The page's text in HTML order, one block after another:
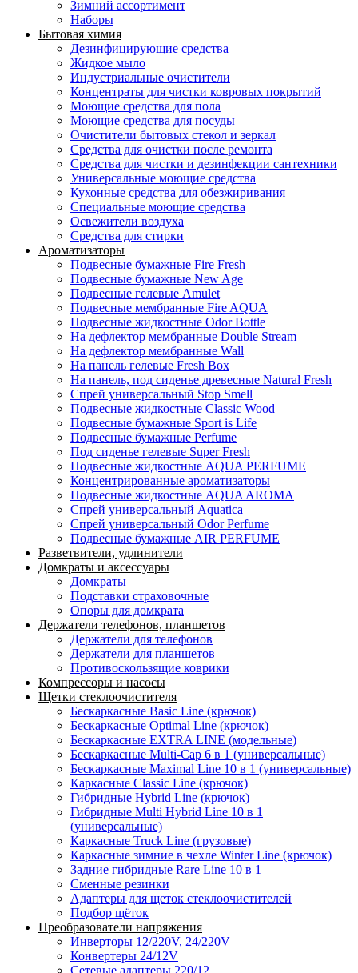
Зимний ассортимент
Наборы
Бытовая химия
Дезинфицирующие средства
Жидкое мыло
Индустриальные очистители
Концентраты для чистки ковровых покрытий
Моющие средства для пола
Моющие средства для посуды
Очистители бытовых стекол и зеркал
Средства для очистки после ремонта
Средства для чистки и дезинфекции сантехники
Универсальные моющие средства
Кухонные средства для обезжиривания
Специальные моющие средства
Освежители воздуха
Средства для стирки
Ароматизаторы
Подвесные бумажные Fire Fresh
Подвесные бумажные New Age
Подвесные гелевые Amulet
Подвесные мембранные Fire AQUA
Подвесные жидкостные Odor Bottle
На дефлектор мембранные Double Stream
На дефлектор мембранные Wall
На панель гелевые Fresh Box
На панель, под сиденье древесные Natural Fresh
Спрей универсальный Stop Smell
Подвесные жидкостные Classic Wood
Подвесные бумажные Sport is Life
Подвесные бумажные Perfume
Под сиденье гелевые Super Fresh
Подвесные жидкостные AQUA PERFUME
Концентрированные ароматизаторы
Подвесные жидкостные AQUA AROMA
Спрей универсальный Aquatica
Спрей универсальный Odor Perfume
Подвесные бумажные AIR PERFUME
Разветвители, удлинители
Домкраты и аксессуары
Домкраты
Подставки страховочные
Опоры для домкрата
Держатели телефонов, планшетов
Держатели для телефонов
Держатели для планшетов
Противоскользящие коврики
Компрессоры и насосы
Щетки стеклоочистителя
Бескаркасные Basic Line (крючок)
Бескаркасные Optimal Line (крючок)
Бескаркасные EXTRA LINE (модельные)
Бескаркасные Multi-Cap 6 в 1 (универсальные)
Бескаркасные Maximal Line 10 в 1 (универсальные)
Каркасные Classic Line (крючок)
Гибридные Hybrid Line (крючок)
Гибридные Multi Hybrid Line 10 в 1
(универсальные)
Каркасные Truck Line (грузовые)
Каркасные зимние в чехле Winter Line (крючок)
Задние гибридные Rare Line 10 в 1
Сменные резинки
Адаптеры для щеток стеклоочистителей
Подбор щёток
Преобразователи напряжения
Инверторы 12/220V, 24/220V
Конвертеры 24/12V
Сетевые адаптеры 220/12